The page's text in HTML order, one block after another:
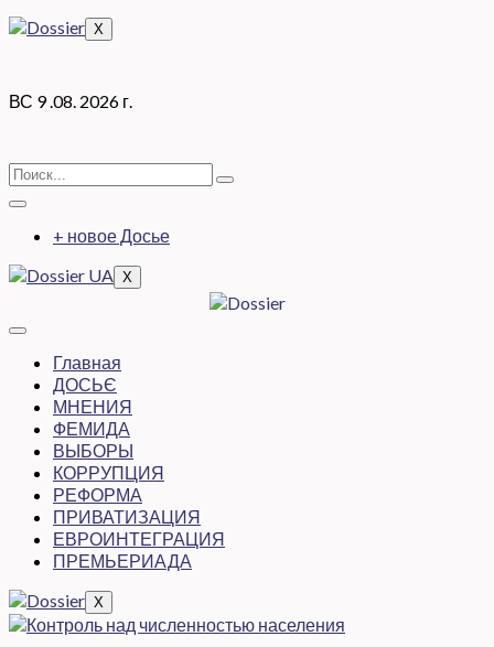
X
ВС 9 .08. 2026 г.
+ новое Досье
X
Главная
ДОСЬЄ
МНЕНИЯ
ФЕМИДА
ВЫБОРЫ
КОРРУПЦИЯ
РЕФОРМА
ПРИВАТИЗАЦИЯ
ЕВРОИНТЕГРАЦИЯ
ПРЕМЬЕРИАДА
X